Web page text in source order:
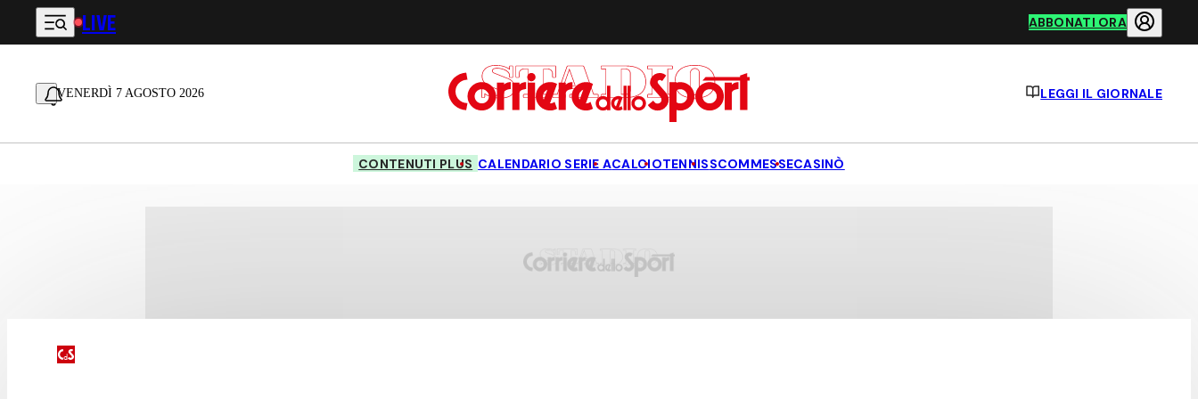
Vai al contenuto principale
LIVE ABBONATI ORA
VENERDÌ 7 AGOSTO 2026 LEGGI IL GIORNALE
CONTENUTI PLUS CALENDARIO SERIE ACALCIOTENNISSCOMMESSECASINÒ